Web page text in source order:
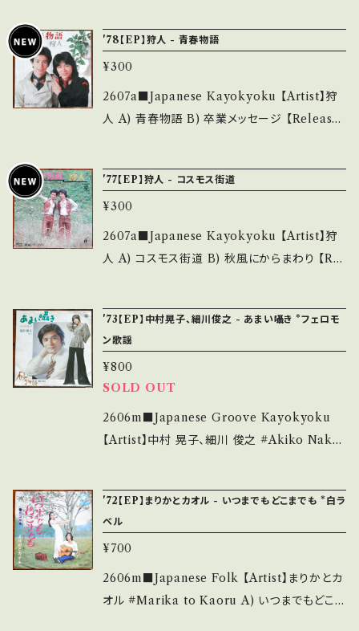
ご確認ください。 ___
ける方のご購入をお願い致します。 Please pur
chase it if you understand that it is seco
____________________ 【About the
state/状態説明】 S・新品未開封など A・綺麗・
キズ等も無く、痛みも薄い B・多少痛み・キズな
ど見られる C・痛み多・キズ多く痛み多 *その
ase purchase it if you understand that it
is second hand. *詳しくは ■■■状態・説明
/ 発送について■■■ をご覧ください。 https://
'78【EP】狩人 - 青春物語
¥300
2607a■Japanese Kayokyoku 【Artist】狩
人 A) 青春物語 B) 卒業メッセージ 【Release/
盤) _________________________
【About the state/状態説明】 S・新品未開封
など A・綺麗・キズ等も無く、痛みも薄い B・多少
痛み・キズなど見られる C・痛み多・キズ多く痛
します。 Please purchase it if you underst
and that it is second hand. *詳しくは ■■
■状態・説明 / 発送について■■■ をご覧くだ
さい。 https://onbankutsu.thebase.in/item
s/14252144 お知らせ等は、About 画面にてご
確認ください。 ___
'77【EP】狩人 - コスモス街道
¥300
2607a■Japanese Kayokyoku 【Artist】狩
人 A) コスモス街道 B) 秋風にからまわり 【Rel
et/Record：B/B+ (国内盤) ___________
______________ 【About the state/状
態説明】 S・新品未開封など A・綺麗・キズ等も
無く、痛みも薄い B・多少痛み・キズなど見られ
る C・痛み多・キズ多く痛み多 *その他、+ - で補
足しています。 *中古という事をご理解して頂け
d hand. *詳しくは ■■■状態・説明 / 発送に
ついて■■■ をご覧ください。 https://onbank
utsu.thebase.in/items/14252144 お知らせ
等は、About 画面にてご確認ください。 ___
'73【EP】中村晃子、細川俊之 - あまい囁き *フェロモ
ン歌謡
¥800
SOLD OUT
2606m■Japanese Groove Kayokyoku
【Artist】中村 晃子、細川 俊之 #Akiko Naka
BS-1737 / キング *ダリダ&アラン・ドロン(フラ
ンス語版)のカヴァー 女性が歌い男性が語るフ
ェロモンたっぷり怪盤！ ■参考視聴■ https://y
outu.be/Lq48u9nPBV8?si=7aT4dbPeTvX
xRVug 【Condition】 Jacket/Record：B/B+
'72【EP】まりかとカオル - いつまでもどこまでも *白ラ
ベル
¥700
2606m■Japanese Folk 【Artist】まりかとカ
オル #Marika to Kaoru A) いつまでもどこま